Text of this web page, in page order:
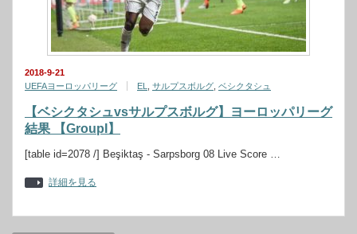
2018-9-21
UEFAヨーロッパリーグ
EL サルプスボルグ ベシクタシュ
【ベシクタシュvsサルプスボルグ】ヨーロッパリーグ
結果 【GroupI】
[table id=2078 /] Beşiktaş - Sarpsborg 08 Live Score …
詳細を見る